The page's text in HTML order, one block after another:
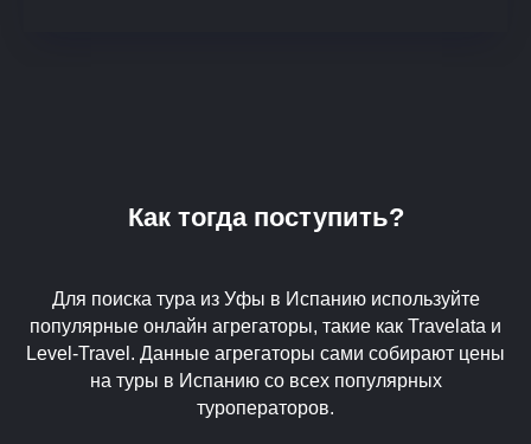
Как тогда поступить?
Для поиска тура из Уфы в Испанию используйте
популярные онлайн агрегаторы, такие как Travelata и
Level-Travel. Данные агрегаторы сами собирают цены
на туры в Испанию со всех популярных
туроператоров.